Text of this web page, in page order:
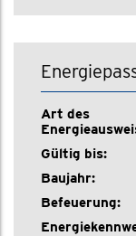
Art des
Gültig bis:
Baujahr:
Befeuerung: